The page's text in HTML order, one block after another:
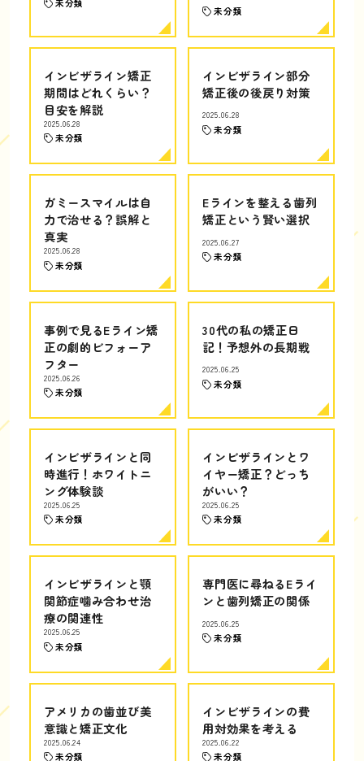
未分類
未分類
インビザライン矯正
期間はどれくらい？
目安を解説
2025.06.28
未分類
インビザライン部分
矯正後の後戻り対策
2025.06.28
未分類
ガミースマイルは自
力で治せる？誤解と
真実
2025.06.28
未分類
Eラインを整える歯列
矯正という賢い選択
2025.06.27
未分類
事例で見るEライン矯
正の劇的ビフォーア
フター
2025.06.26
未分類
30代の私の矯正日
記！予想外の長期戦
2025.06.25
未分類
インビザラインと同
時進行！ホワイトニ
ング体験談
2025.06.25
未分類
インビザラインとワ
イヤー矯正？どっち
がいい？
2025.06.25
未分類
インビザラインと顎
関節症噛み合わせ治
療の関連性
2025.06.25
未分類
専門医に尋ねるEライ
ンと歯列矯正の関係
2025.06.25
未分類
アメリカの歯並び美
意識と矯正文化
2025.06.24
未分類
インビザラインの費
用対効果を考える
2025.06.22
未分類